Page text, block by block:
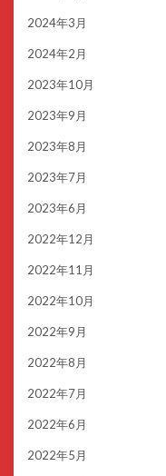
2024年3月
2024年2月
2023年10月
2023年9月
2023年8月
2023年7月
2023年6月
2022年12月
2022年11月
2022年10月
2022年9月
2022年8月
2022年7月
2022年6月
2022年5月